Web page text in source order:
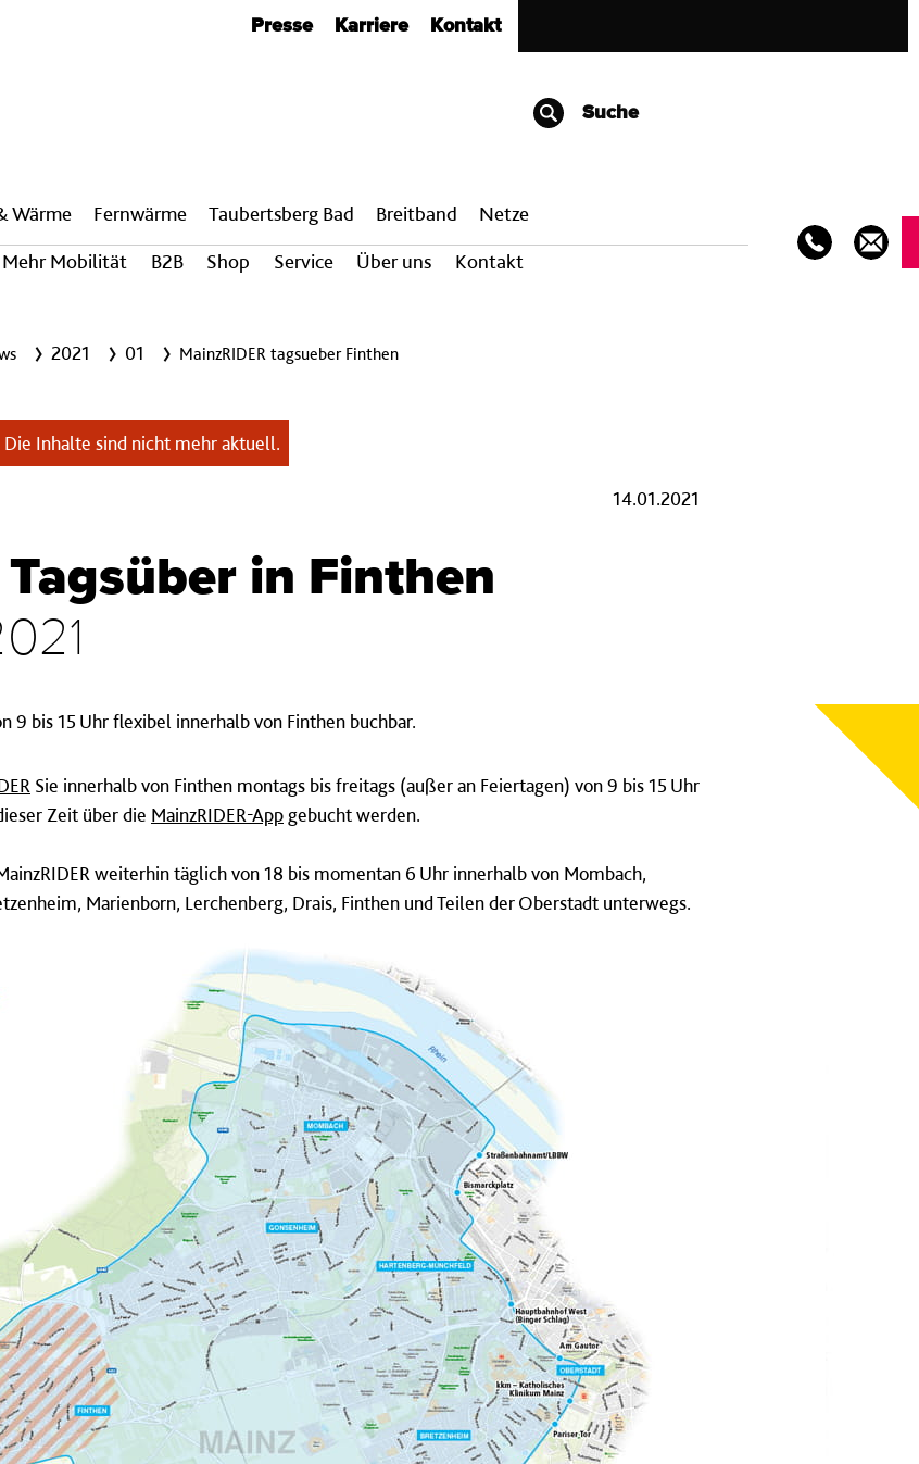
Presse Karriere Kontakt
Suche
Mehr Mobilität B2B Shop Service Über uns Kontakt
Wärme Fern­wärme Taubertsberg Bad Breit­band Netze
2021 01 MainzRIDER tagsueber Finthen
Inhalte sind nicht mehr aktuell.
14.01.2021
Tagsüber in Finthen
9 bis 15 Uhr flexibel innerhalb von Finthen buchbar.
Sie innerhalb von Finthen montags bis freitags (außer an Feiertagen) von 9 bis 15 Uhr
Zeit über die MainzRIDER-App gebucht werden.
weiterhin täglich von 18 bis momentan 6 Uhr innerhalb von Mombach,
Marienborn, Lerchenberg, Drais, Finthen und Teilen der Oberstadt unterwegs.